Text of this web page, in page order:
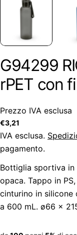
G94299
rPET con
Prezzo IVA esclusa
Prezzo
regolare
€3,21
IVA esclusa.
pagamento.
Bottiglia sportiva in
opaca. Tappo in
cinturino in
a 600 mL. ø66 x